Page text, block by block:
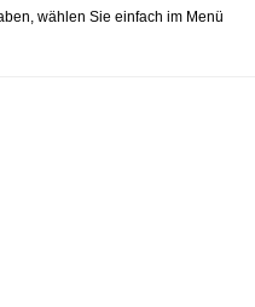
wählen Sie einfach im Menü